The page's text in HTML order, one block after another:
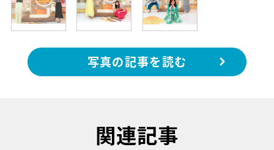
写真の記事を読む
関連記事